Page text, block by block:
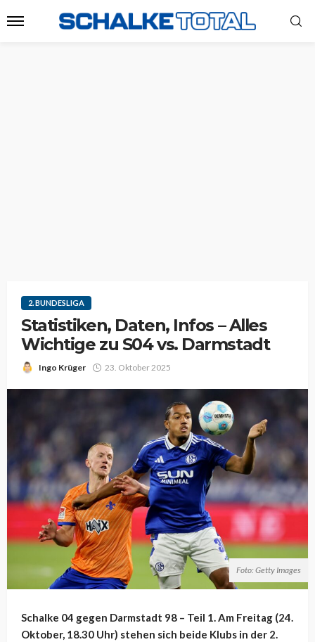
2. BUNDESLIGA
Statistiken, Daten, Infos – Alles
Wichtige zu S04 vs. Darmstadt
Ingo Krüger 23. Oktober 2025
Foto: Getty Images
Schalke 04 gegen Darmstadt 98 – Teil 1. Am Freitag (24.
Oktober, 18.30 Uhr) stehen sich beide Klubs in der 2.